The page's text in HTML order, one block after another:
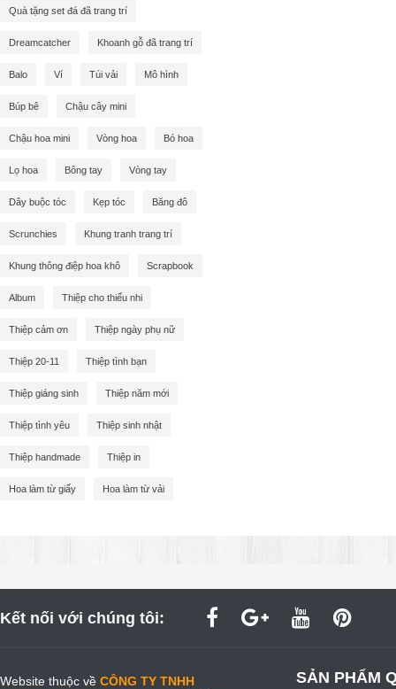
Quà tặng set đá đã trang trí
Dreamcatcher Khoanh gỗ đã trang trí
Balo Ví Túi vải Mô hình
Búp bê Chậu cây mini
Chậu hoa mini Vòng hoa Bó hoa
Lọ hoa Bông tay Vòng tay
Dây buộc tóc Kẹp tóc Băng đô
Scrunchies Khung tranh trang trí
Khung thông điệp hoa khô Scrapbook
Album Thiệp cho thiếu nhi
Thiệp cảm ơn Thiệp ngày phụ nữ
Thiệp 20-11 Thiệp tình bạn
Thiệp giáng sinh Thiệp năm mới
Thiệp tình yêu Thiệp sinh nhật
Thiệp handmade Thiệp in
Hoa làm từ giấy Hoa làm từ vải
Kết nối với chúng tôi:
Website thuộc về CÔNG TY TNHH
SẢN PHẨM